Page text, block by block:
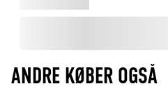
ANDRE KØBER OGSÅ